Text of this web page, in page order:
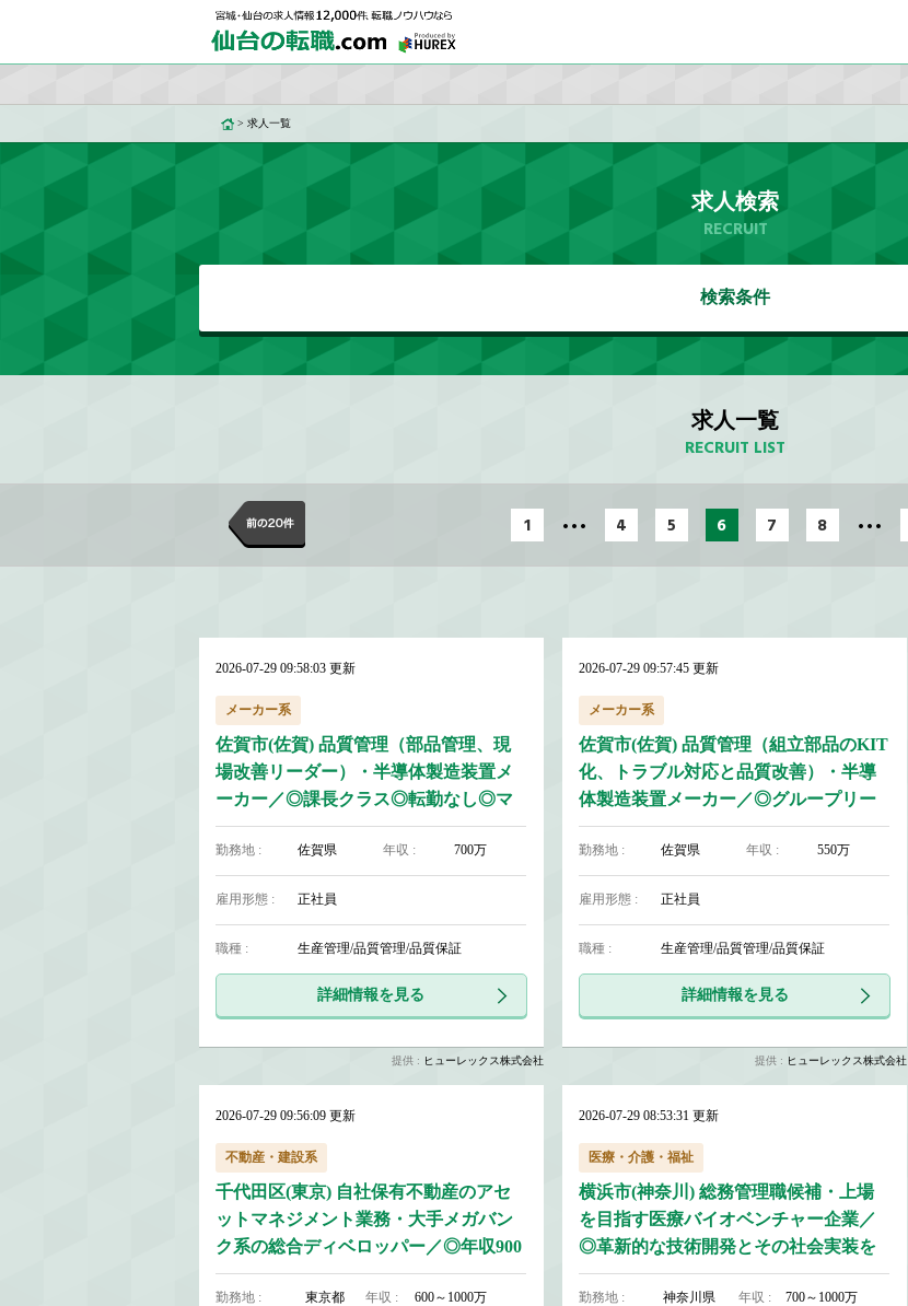
> 求人一覧
求人検索
RECRUIT
検索条件
求人一覧
RECRUIT LIST
1 … 4 5 6 7 8 …
2026-07-29 09:58:03 更新
メーカー系
佐賀市(佐賀) 品質管理（部品管理、現
場改善リーダー）・半導体製造装置メ
ーカー／◎課長クラス◎転勤なし◎マ
ネジメント経験を活かせる
勤務地 : 佐賀県 年収 : 700万
雇用形態 : 正社員
職種 : 生産管理/品質管理/品質保証
詳細情報を見る
提供 : ヒューレックス株式会社
2026-07-29 09:57:45 更新
メーカー系
佐賀市(佐賀) 品質管理（組立部品のKIT
化、トラブル対応と品質改善）・半導
体製造装置メーカー／◎グループリー
ダー候補◎転勤なし◎マネジメント経
験を活かせる
勤務地 : 佐賀県 年収 : 550万
雇用形態 : 正社員
職種 : 生産管理/品質管理/品質保証
詳細情報を見る
提供 : ヒューレックス株式会社
2026-07-29 09:56:09 更新
不動産・建設系
千代田区(東京) 自社保有不動産のアセ
ットマネジメント業務・大手メガバン
ク系の総合ディベロッパー／◎年収900
万も目指せる◎福利厚生充実
勤務地 : 東京都 年収 : 600～1000万
2026-07-29 08:53:31 更新
医療・介護・福祉
横浜市(神奈川) 総務管理職候補・上場
を目指す医療バイオベンチャー企業／
◎革新的な技術開発とその社会実装を
目指す◎上場予備軍◎土日祝休み
勤務地 : 神奈川県 年収 : 700～1000万